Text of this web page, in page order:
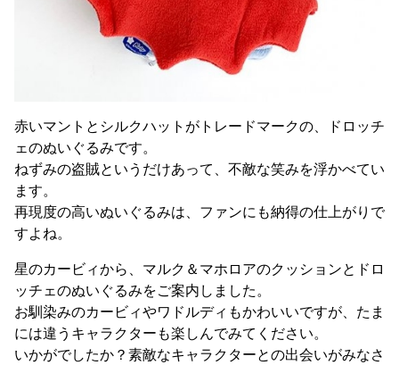
赤いマントとシルクハットがトレードマークの、ドロッチ
ェのぬいぐるみです。
ねずみの盗賊というだけあって、不敵な笑みを浮かべてい
ます。
再現度の高いぬいぐるみは、ファンにも納得の仕上がりで
すよね。
星のカービィから、マルク＆マホロアのクッションとドロ
ッチェのぬいぐるみをご案内しました。
お馴染みのカービィやワドルディもかわいいですが、たま
には違うキャラクターも楽しんでみてください。
いかがでしたか？素敵なキャラクターとの出会いがみなさ